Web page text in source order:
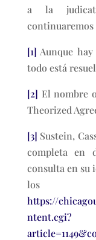
a la
continuaremos
[1] Aunque
todo está
[2] El nombre
Theorized
[3] Sustein,
completa en
consulta en su
los
https://
ntent.cgi?